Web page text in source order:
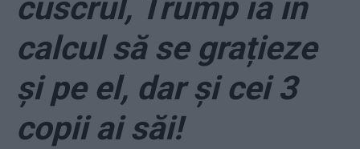
cuscrul, Trump ia în
calcul să se grațieze
și pe el, dar și cei 3
copii ai săi!